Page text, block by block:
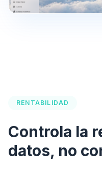
RENTABILIDAD
Controla la
datos, no